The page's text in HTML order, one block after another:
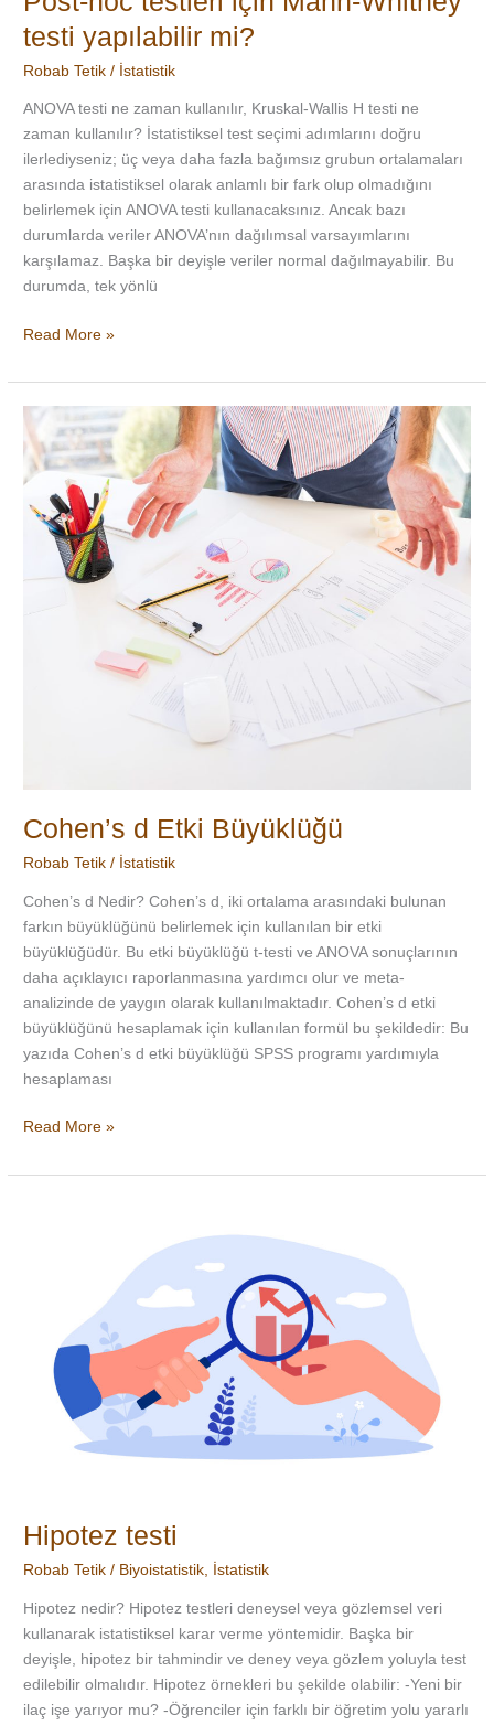
testi yapılabilir mi?
Robab Tetik/ İstatistik
ANOVA testi ne zaman kullanılır, Kruskal-Wallis H testi ne
zaman kullanılır? İstatistiksel test seçimi adımlarını doğru
ilerlediyseniz; üç veya daha fazla bağımsız grubun ortalamaları
arasında istatistiksel olarak anlamlı bir fark olup olmadığını
belirlemek için ANOVA testi kullanacaksınız. Ancak bazı
durumlarda veriler ANOVA’nın dağılımsal varsayımlarını
karşılamaz. Başka bir deyişle veriler normal dağılmayabilir. Bu
durumda, tek yönlü
Read More »
Cohen’s d Etki Büyüklüğü
Robab Tetik/ İstatistik
Cohen’s d Nedir? Cohen’s d, iki ortalama arasındaki bulunan
farkın büyüklüğünü belirlemek için kullanılan bir etki
büyüklüğüdür. Bu etki büyüklüğü t-testi ve ANOVA sonuçlarının
daha açıklayıcı raporlanmasına yardımcı olur ve meta-
analizinde de yaygın olarak kullanılmaktadır. Cohen’s d etki
büyüklüğünü hesaplamak için kullanılan formül bu şekildedir: Bu
yazıda Cohen’s d etki büyüklüğü SPSS programı yardımıyla
hesaplaması
Cohen’s
d
Etki
Büyüklüğü
Read More »
Hipotez testi
Robab Tetik/ Biyoistatistik, İstatistik
Hipotez nedir? Hipotez testleri deneysel veya gözlemsel veri
kullanarak istatistiksel karar verme yöntemidir. Başka bir
deyişle, hipotez bir tahmindir ve deney veya gözlem yoluyla test
edilebilir olmalıdır. Hipotez örnekleri bu şekilde olabilir: -Yeni bir
ilaç işe yarıyor mu? -Öğrenciler için farklı bir öğretim yolu yararlı